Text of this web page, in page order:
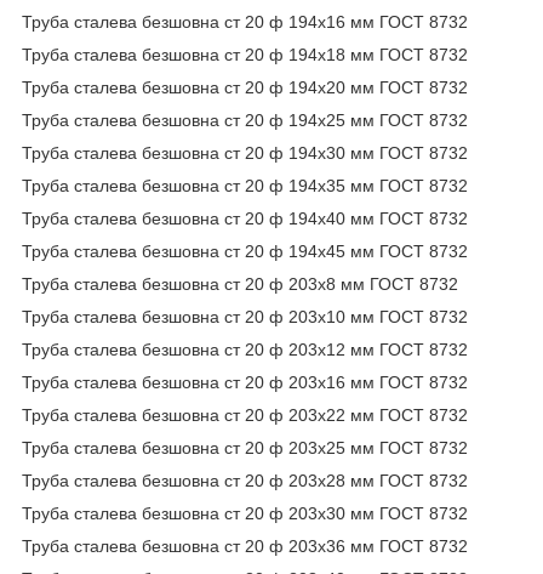
Труба сталева безшовна ст 20 ф 194х16 мм ГОСТ 8732
Труба сталева безшовна ст 20 ф 194х18 мм ГОСТ 8732
Труба сталева безшовна ст 20 ф 194х20 мм ГОСТ 8732
Труба сталева безшовна ст 20 ф 194х25 мм ГОСТ 8732
Труба сталева безшовна ст 20 ф 194х30 мм ГОСТ 8732
Труба сталева безшовна ст 20 ф 194х35 мм ГОСТ 8732
Труба сталева безшовна ст 20 ф 194х40 мм ГОСТ 8732
Труба сталева безшовна ст 20 ф 194х45 мм ГОСТ 8732
Труба сталева безшовна ст 20 ф 203х8 мм ГОСТ 8732
Труба сталева безшовна ст 20 ф 203х10 мм ГОСТ 8732
Труба сталева безшовна ст 20 ф 203х12 мм ГОСТ 8732
Труба сталева безшовна ст 20 ф 203х16 мм ГОСТ 8732
Труба сталева безшовна ст 20 ф 203х22 мм ГОСТ 8732
Труба сталева безшовна ст 20 ф 203х25 мм ГОСТ 8732
Труба сталева безшовна ст 20 ф 203х28 мм ГОСТ 8732
Труба сталева безшовна ст 20 ф 203х30 мм ГОСТ 8732
Труба сталева безшовна ст 20 ф 203х36 мм ГОСТ 8732